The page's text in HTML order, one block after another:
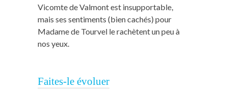
Vicomte de Valmont est insupportable,
mais ses sentiments (bien cachés) pour
Madame de Tourvel le rachètent un peu à
nos yeux.
Faites-le évoluer